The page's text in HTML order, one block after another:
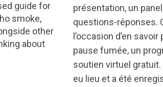
guide for
smoke,
other
about
présentation, un
questions-réponses.
l’occasion d’en
pause fumée, un
soutien virtuel gratuit.
eu lieu et a été